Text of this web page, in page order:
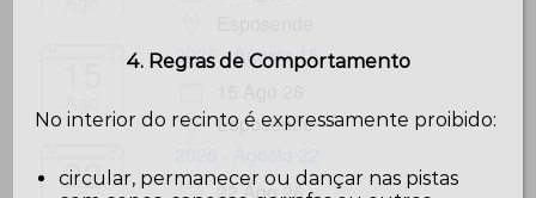
2026 - Agosto 15
Esposende
22
22 Ago 26
4. Regras de Comportamento
No interior do recinto é expressamente proibido:
circular, permanecer ou dançar nas pistas